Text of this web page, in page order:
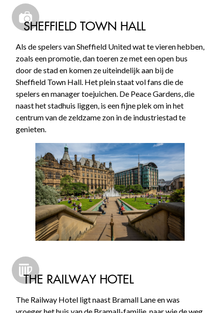
SHEFFIELD TOWN HALL
Als de spelers van Sheffield United wat te vieren hebben,
zoals een promotie, dan toeren ze met een open bus
door de stad en komen ze uiteindelijk aan bij de
Sheffield Town Hall. Het plein staat vol fans die de
spelers en manager toejuichen. De Peace Gardens, die
naast het stadhuis liggen, is een fijne plek om in het
centrum van de zeldzame zon in de industriestad te
genieten.
THE RAILWAY HOTEL
The Railway Hotel ligt naast Bramall Lane en was